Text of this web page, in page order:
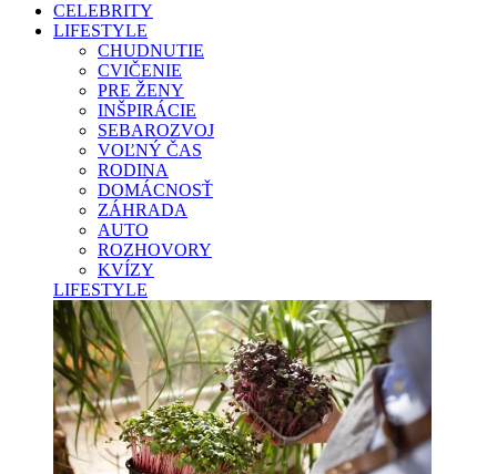
CELEBRITY
LIFESTYLE
CHUDNUTIE
CVIČENIE
PRE ŽENY
INŠPIRÁCIE
SEBAROZVOJ
VOĽNÝ ČAS
RODINA
DOMÁCNOSŤ
ZÁHRADA
AUTO
ROZHOVORY
KVÍZY
LIFESTYLE